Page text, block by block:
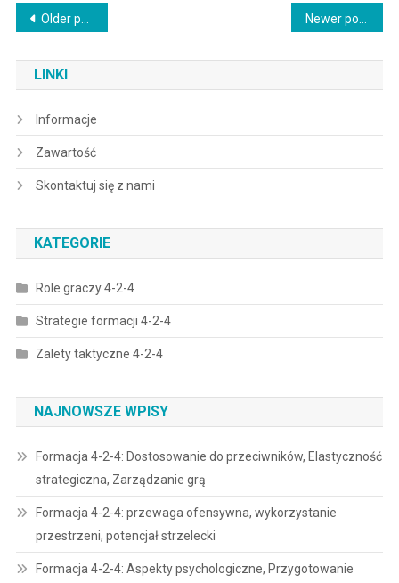
Posts
navigation
Older posts
LINKI
Informacje
Zawartość
Skontaktuj się z nami
KATEGORIE
Role graczy 4-2-4
Strategie formacji 4-2-4
Zalety taktyczne 4-2-4
NAJNOWSZE WPISY
Formacja 4-2-4: Dostosowanie do przeciwników, Elastyczność
strategiczna, Zarządzanie grą
Formacja 4-2-4: przewaga ofensywna, wykorzystanie
przestrzeni, potencjał strzelecki
Formacja 4-2-4: Aspekty psychologiczne, Przygotowanie